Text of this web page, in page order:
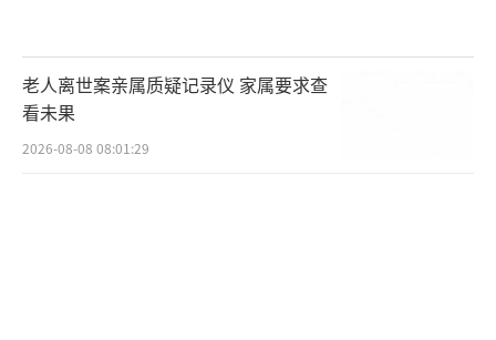
老人离世案亲属质疑记录仪 家属要求查
看未果
2026-08-08 08:01:29